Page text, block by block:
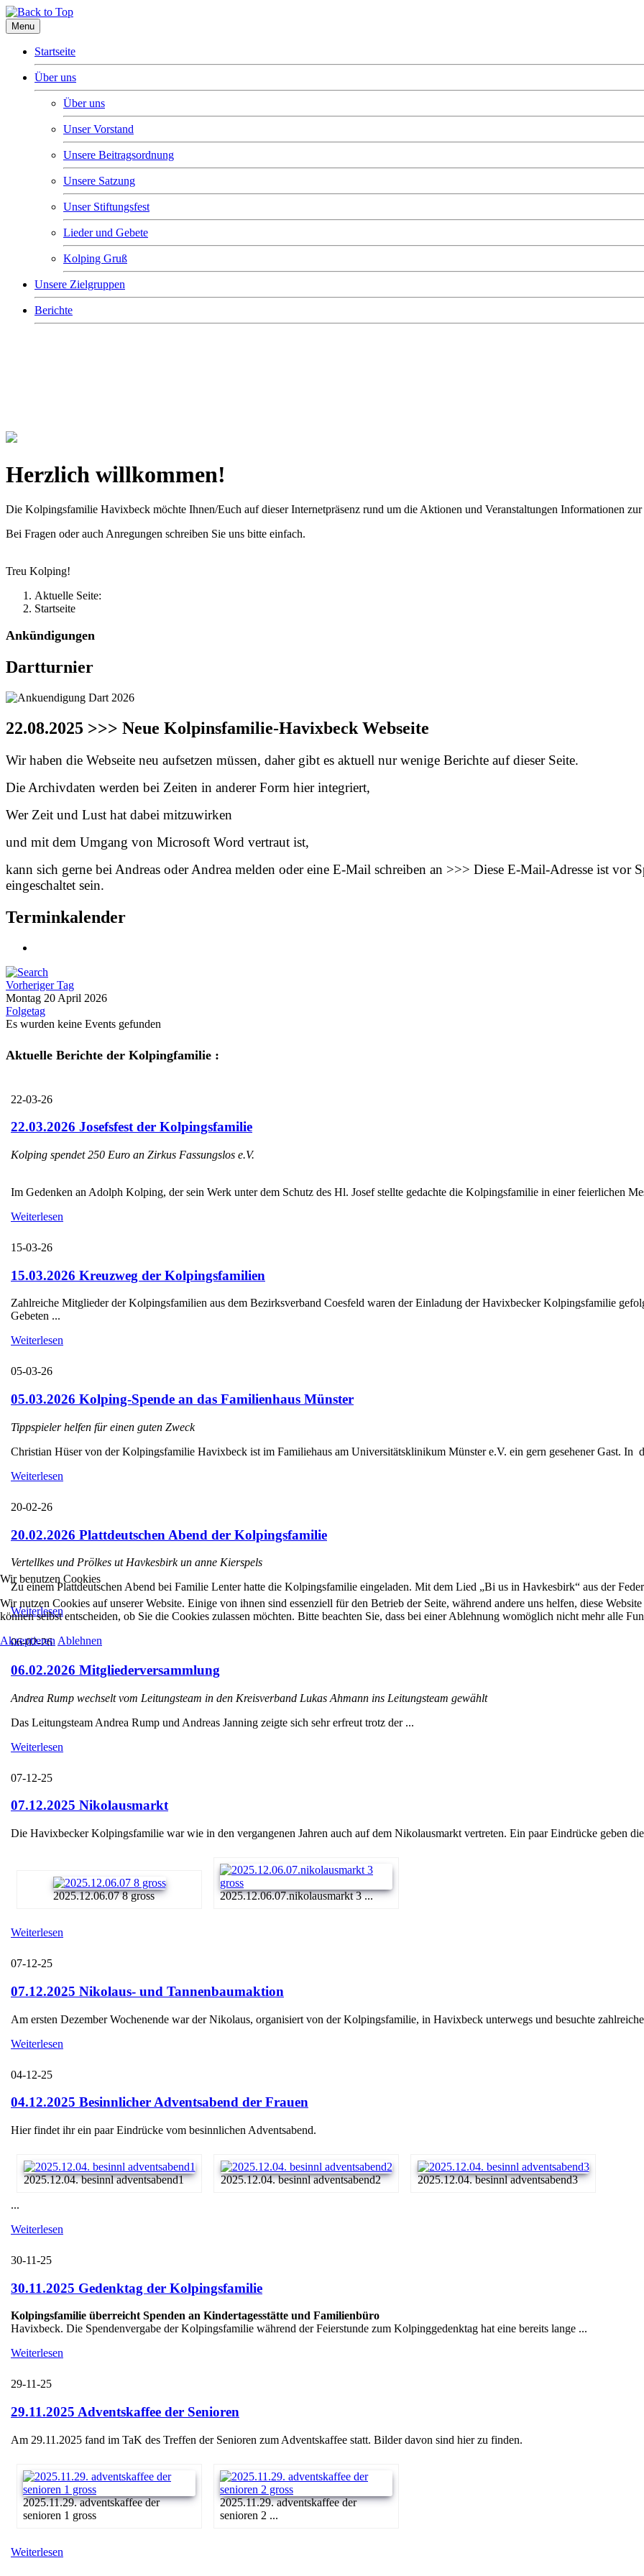
Menu
Startseite
Über uns
Über uns
Unser Vorstand
Unsere Beitragsordnung
Unsere Satzung
Unser Stiftungsfest
Lieder und Gebete
Kolping Gruß
Unsere Zielgruppen
Berichte
Herzlich willkommen!
Die Kolpingsfamilie Havixbeck möchte Ihnen/Euch auf dieser Internetpräsenz rund um die Aktionen und Veranstaltungen Informationen
Bei Fragen oder auch Anregungen schreiben Sie uns bitte einfach.
Treu Kolping!
Aktuelle Seite:
Startseite
Ankündigungen
Dartturnier
22.08.2025 >>> Neue Kolpinsfamilie-Havixbeck Webseite
Wir haben die Webseite neu aufsetzen müssen, daher gibt es aktuell nur wenige Berichte auf dieser Seite.
Die Archivdaten werden bei Zeiten in anderer Form hier integriert,
Wer Zeit und Lust hat dabei mitzuwirken
und mit dem Umgang von Microsoft Word vertraut ist,
kann sich gerne bei Andreas oder Andrea melden oder eine E-Mail schreiben an >>> Diese E-Mail-Adresse ist vor
eingeschaltet sein.
Terminkalender
Vorheriger Tag
Montag 20 April 2026
Folgetag
Es wurden keine Events gefunden
Aktuelle Berichte der Kolpingfamilie :
22-03-26
22.03.2026 Josefsfest der Kolpingsfamilie
Kolping spendet 250 Euro an Zirkus Fassungslos e.V.
Im Gedenken an Adolph Kolping, der sein Werk unter dem Schutz des Hl. Josef stellte gedachte die Kolpingsfamilie in einer feierlichen
Weiterlesen
15-03-26
15.03.2026 Kreuzweg der Kolpingsfamilien
Zahlreiche Mitglieder der Kolpingsfamilien aus dem Bezirksverband Coesfeld waren der Einladung der Havixbecker Kolpingsfamilie
Gebeten ...
Weiterlesen
05-03-26
05.03.2026 Kolping-Spende an das Familienhaus Münster
Tippspieler helfen für einen guten Zweck
Christian Hüser von der Kolpingsfamilie Havixbeck ist im Familiehaus am Universitätsklinikum Münster e.V. ein gern gesehener Gast. In
Weiterlesen
20-02-26
20.02.2026 Plattdeutschen Abend der Kolpingsfamilie
Vertellkes und Prölkes ut Havkesbirk un anne Kierspels
Zu einem Plattdeutschen Abend bei Familie Lenter hatte die Kolpingsfamilie eingeladen. Mit dem Lied „Bi us in Havkesbirk“ aus der
Weiterlesen
06-02-26
06.02.2026 Mitgliederversammlung
Andrea Rump wechselt vom Leitungsteam in den Kreisverband Lukas Ahmann ins Leitungsteam gewählt
Das Leitungsteam Andrea Rump und Andreas Janning zeigte sich sehr erfreut trotz der ...
Weiterlesen
07-12-25
07.12.2025 Nikolausmarkt
Die Havixbecker Kolpingsfamilie war wie in den vergangenen Jahren auch auf dem Nikolausmarkt vertreten. Ein paar Eindrücke geben
2025.12.06.07 8 gross 2025.12.06.07.nikolausmarkt 3 ...
Weiterlesen
07-12-25
07.12.2025 Nikolaus- und Tannenbaumaktion
Am ersten Dezember Wochenende war der Nikolaus, organisiert von der Kolpingsfamilie, in Havixbeck unterwegs und besuchte
Weiterlesen
04-12-25
04.12.2025 Besinnlicher Adventsabend der Frauen
Hier findet ihr ein paar Eindrücke vom besinnlichen Adventsabend.
2025.12.04. besinnl adventsabend1 2025.12.04. besinnl adventsabend2 2025.12.04. besinnl adventsabend3
...
Weiterlesen
30-11-25
30.11.2025 Gedenktag der Kolpingsfamilie
Kolpingsfamilie überreicht Spenden an Kindertagesstätte und Familienbüro
Havixbeck. Die Spendenvergabe der Kolpingsfamilie während der Feierstunde zum Kolpinggedenktag hat eine bereits lange ...
Weiterlesen
29-11-25
29.11.2025 Adventskaffee der Senioren
Am 29.11.2025 fand im TaK des Treffen der Senioren zum Adventskaffee statt. Bilder davon sind hier zu finden.
2025.11.29. adventskaffee der
senioren 1 gross
2025.11.29. adventskaffee der
senioren 2 ...
Weiterlesen
Wir benutzen Cookies
Wir nutzen Cookies auf unserer Website. Einige von ihnen sind essenziell für den Betrieb der Seite, während andere uns helfen, diese
können selbst entscheiden, ob Sie die Cookies zulassen möchten. Bitte beachten Sie, dass bei einer Ablehnung womöglich nicht mehr alle
Akzeptieren Ablehnen